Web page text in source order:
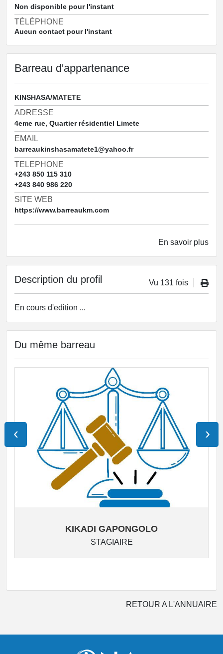
Non disponible pour l'instant
TÉLÉPHONE
Aucun contact pour l'instant
Barreau d'appartenance
KINSHASA/MATETE
ADRESSE
4eme rue, Quartier résidentiel Limete
EMAIL
barreaukinshasamatete1@yahoo.fr
TELEPHONE
+243 850 115 310
+243 840 986 220
SITE WEB
https://www.barreaukm.com
En savoir plus
Description du profil Vu 131 fois
En cours d'edition ...
Du même barreau
KIKADI GAPONGOLO
STAGIAIRE
‹ ›
RETOUR A L'ANNUAIRE